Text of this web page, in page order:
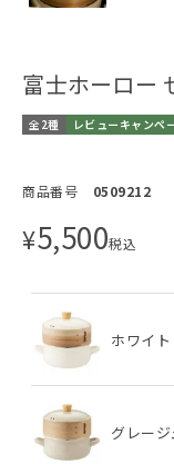
富士ホーロー
全2種 レビューキャンペ
商品番号 0509212
¥5,500税込
ホワイト
グレージ